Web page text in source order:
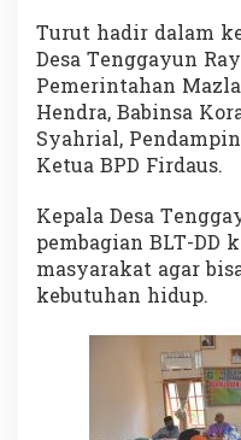
Turut hadir dalam
Desa Tenggayun
Pemerintahan
Hendra, Babinsa
Syahrial,
Ketua BPD Firdaus.
Kepala Desa
pembagian BLT-DD
masyarakat agar
kebutuhan hidup.